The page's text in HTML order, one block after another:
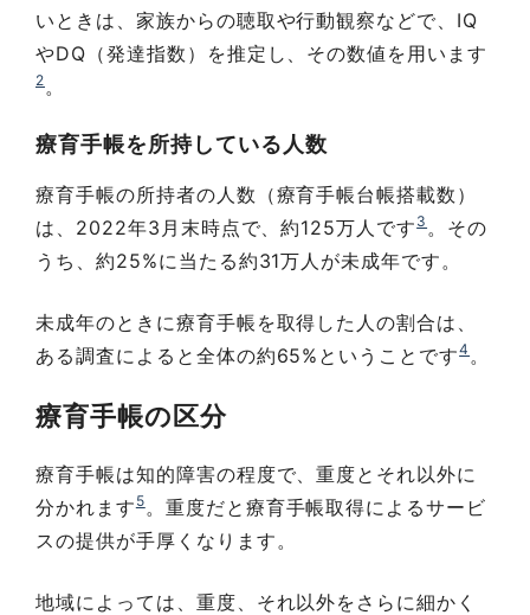
いときは、家族からの聴取や行動観察などで、IQ
やDQ（発達指数）を推定し、その数値を用います
2。
療育手帳を所持している人数
療育手帳の所持者の人数（療育手帳台帳搭載数）
は、2022年3月末時点で、約125万人です3 。その
うち、約25%に当たる約31万人が未成年です。
未成年のときに療育手帳を取得した人の割合は、
ある調査によると全体の約65%ということです4 。
療育手帳の区分
療育手帳は知的障害の程度で、重度とそれ以外に
分かれます5。重度だと療育手帳取得によるサービ
スの提供が手厚くなります。
地域によっては、重度、それ以外をさらに細かく